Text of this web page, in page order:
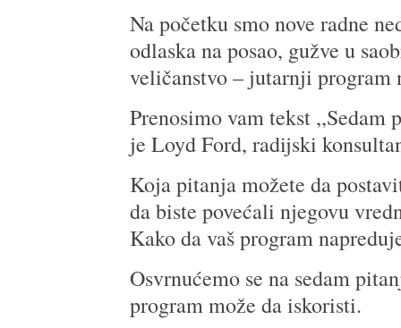
Na početku smo nove radne
odlaska na posao, gužve u
veličanstvo – jutarnji program
Prenosimo vam tekst
je Loyd Ford, radijski
Koja pitanja možete da
da biste povećali njegovu
Kako da vaš program
Osvrnućemo se na sedam
program može da iskoristi.